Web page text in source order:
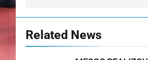
Related News